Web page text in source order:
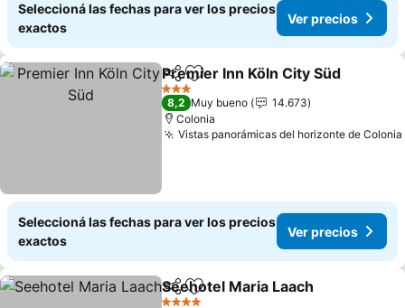
Seleccioná las fechas para ver los precios
exactos
Ver precios
CompartirAñadir a favoritos
Premier Inn Köln City Süd
3 Estrellas
8,2 Muy bueno
14.673
Colonia
Vistas panorámicas del horizonte de Colonia
Seleccioná las fechas para ver los precios
exactos
Ver precios
CompartirAñadir a favoritos
Seehotel Maria Laach